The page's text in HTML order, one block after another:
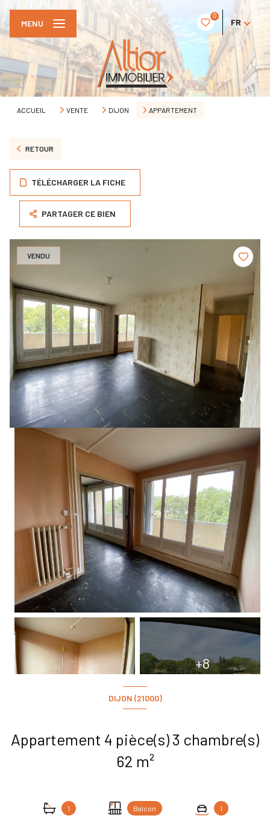
0
FR
MENU
ACCUEIL VENTE DIJON APPARTEMENT
RETOUR
TÉLÉCHARGER LA FICHE
PARTAGER CE BIEN
VENDU
+8
DIJON (21000)
Appartement 4 pièce(s) 3 chambre(s)
62 m²
1 Balcon 1